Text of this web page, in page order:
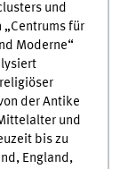
und
„Centrums für
Moderne“
der Antike
und
bis zu
England,